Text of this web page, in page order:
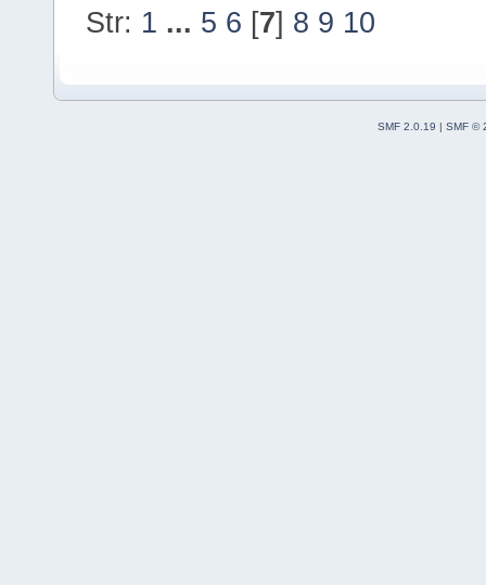
Str: 1 ... 5 6 [7] 8 9 10
SMF 2.0.19
SMF ©